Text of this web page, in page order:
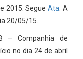
2015. SegueAta . A
20/05/15.
– Companhia de
no dia 24 de abril